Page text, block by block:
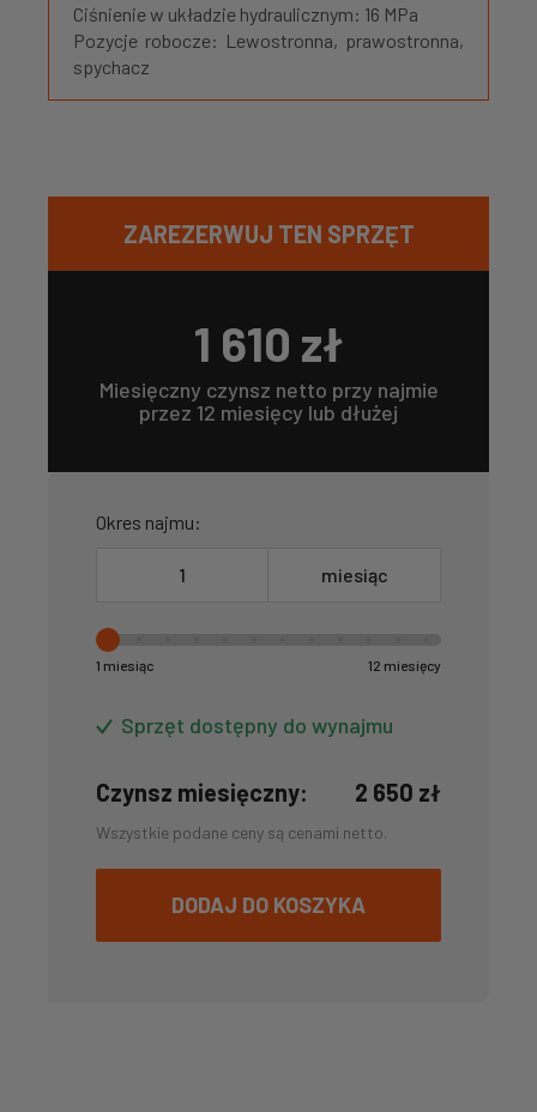
Ciśnienie w układzie hydraulicznym: 16 MPa
Pozycje robocze: Lewostronna, prawostronna,
spychacz
ZAREZERWUJ TEN SPRZĘT
1 610 zł
Miesięczny czynsz netto przy najmie
przez 12 miesięcy lub dłużej
Okres najmu:
miesiąc
1 miesiąc 12 miesięcy
Sprzęt dostępny do wynajmu
Czynsz miesięczny: 2 650 zł
Wszystkie podane ceny są cenami netto.
DODAJ DO KOSZYKA